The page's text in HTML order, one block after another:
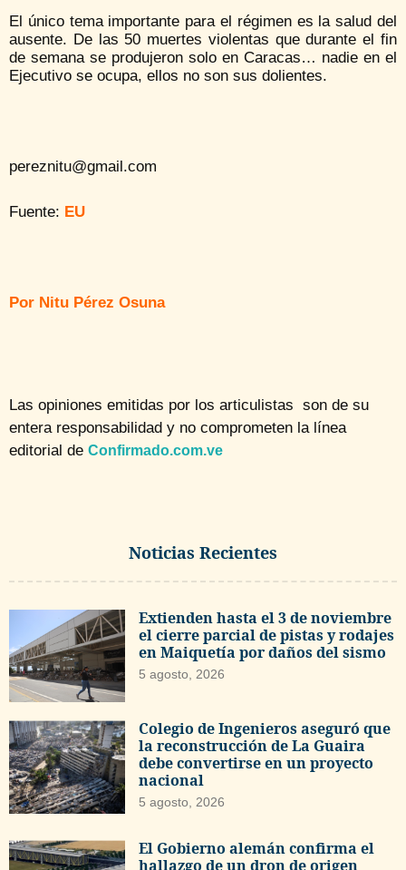
Noticias Recientes
Extienden hasta el 3 de noviembre
el cierre parcial de pistas y rodajes
en Maiquetía por daños del sismo
5 agosto, 2026
Colegio de Ingenieros aseguró que
la reconstrucción de La Guaira
debe convertirse en un proyecto
nacional
5 agosto, 2026
El Gobierno alemán confirma el
hallazgo de un dron de origen
El único tema importante para el régimen es la salud del
ausente. De las 50 muertes violentas que durante el fin
de semana se produjeron solo en Caracas… nadie en el
Ejecutivo se ocupa, ellos no son sus dolientes.
pereznitu@gmail.com
Fuente: EU
Por Nitu Pérez Osuna
Las opiniones emitidas por los articulistas son de su
entera responsabilidad y no comprometen la línea
editorial de Confirmado.com.ve